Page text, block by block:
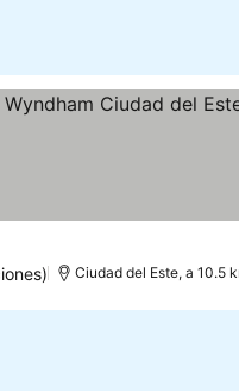
Ciudad del Este, a 10.5